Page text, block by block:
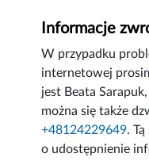
Informacje
W przypadku
internetowej
jest Beata Sarapuk
można się także
+48124229649.
o udostępnienie